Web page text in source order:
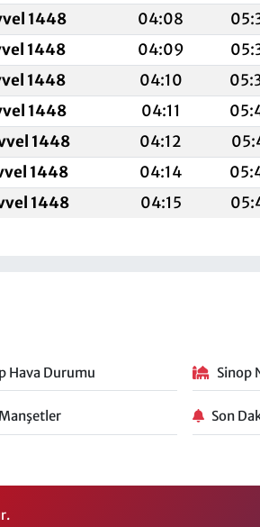
1448 04:08
1448 04:09
1448 04:10
1448 04:11
1448 04:12
1448 04:14
1448 04:15
Hava Durumu Sinop
Son